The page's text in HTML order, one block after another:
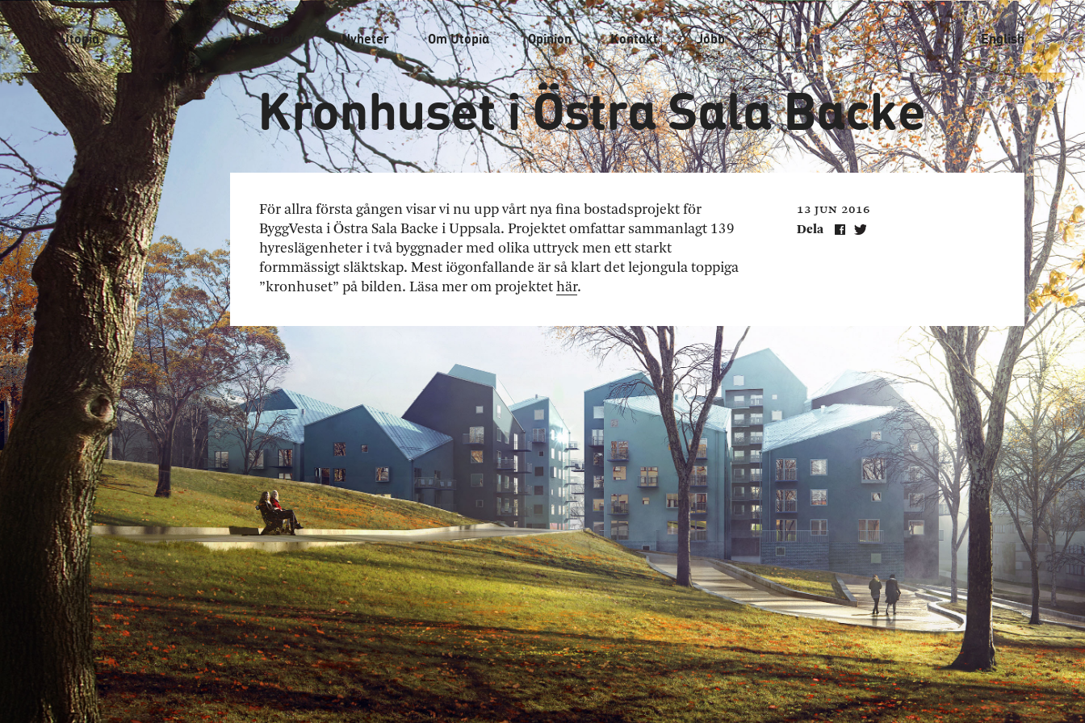
Utopia Projekt Nyheter OmUtopia Opinion Kontakt Jobb English
Kronhuset i Östra Sala Backe
För allra första gången visar vi nu upp vårt nya fina bostadsprojekt för
ByggVesta i Östra Sala Backe i Uppsala. Projektet omfattar sammanlagt 139
hyreslägenheter i två byggnader med olika uttryck men ett starkt
formmässigt släktskap. Mest iögonfallande är så klart det lejongula toppiga
”kronhuset” på bilden. Läsa mer om projektet här.
13 jun 2016
Dela